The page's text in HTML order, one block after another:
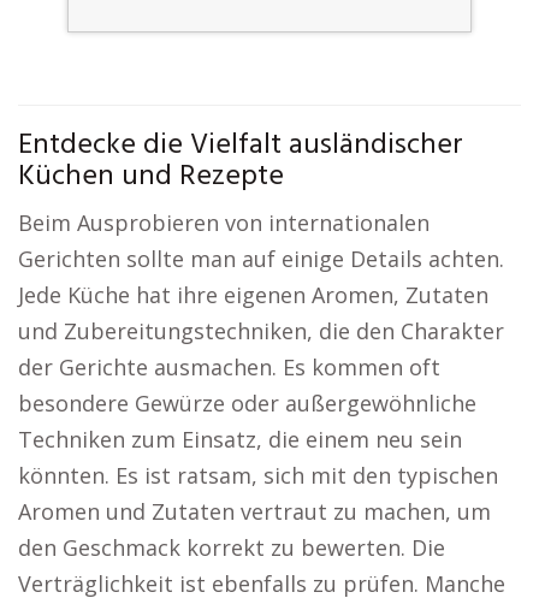
Entdecke die Vielfalt ausländischer
Küchen und Rezepte
Beim Ausprobieren von internationalen
Gerichten sollte man auf einige Details achten.
Jede Küche hat ihre eigenen Aromen, Zutaten
und Zubereitungstechniken, die den Charakter
der Gerichte ausmachen. Es kommen oft
besondere Gewürze oder außergewöhnliche
Techniken zum Einsatz, die einem neu sein
könnten. Es ist ratsam, sich mit den typischen
Aromen und Zutaten vertraut zu machen, um
den Geschmack korrekt zu bewerten. Die
Verträglichkeit ist ebenfalls zu prüfen. Manche